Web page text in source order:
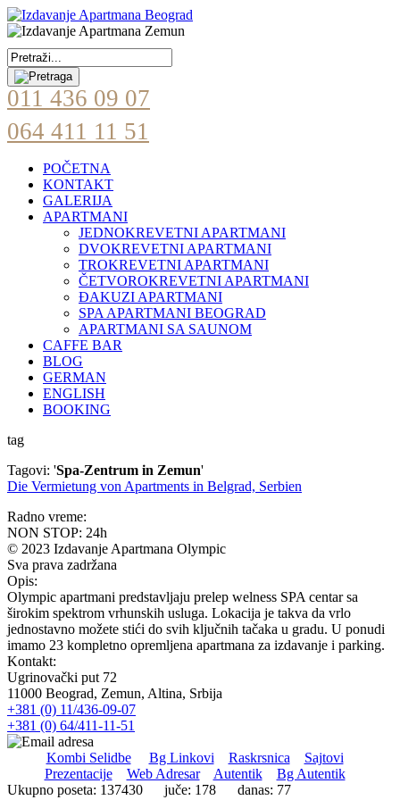
011 436 09 07
064 411 11 51
POČETNA
KONTAKT
GALERIJA
APARTMANI
JEDNOKREVETNI APARTMANI
DVOKREVETNI APARTMANI
TROKREVETNI APARTMANI
ČETVOROKREVETNI APARTMANI
ĐAKUZI APARTMANI
SPA APARTMANI BEOGRAD
APARTMANI SA SAUNOM
CAFFE BAR
BLOG
GERMAN
ENGLISH
BOOKING
tag
Tagovi: 'Spa-Zentrum in Zemun'
Die Vermietung von Apartments in Belgrad, Serbien
Radno vreme:
NON STOP: 24h
© 2023 Izdavanje Apartmana Olympic
Sva prava zadržana
Opis:
Olympic apartmani predstavljaju prelep welness SPA centar sa
širokim spektrom vrhunskih usluga. Lokacija je takva da vrlo
jednostavno možete stići do svih ključnih tačaka u gradu. U ponudi
imamo 23 kompletno opremljena apartmana za izdavanje i parking.
Kontakt:
Ugrinovački put 72
11000 Beograd, Zemun, Altina, Srbija
+381 (0) 11/436-09-07
+381 (0) 64/411-11-51
Kombi Selidbe Bg Linkovi Raskrsnica
Sajtovi
Prezentacije
Web Adresar Autentik
Bg Autentik
Ukupno poseta: 137430 juče: 178 danas: 77